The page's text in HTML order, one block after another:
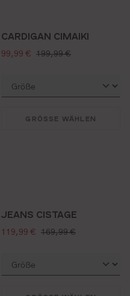
CARDIGAN CIMAIKI
verkaufspreis:
99,99 € regulärer preis:
199,99 €
GRÖSSE WÄHLEN
JEANS CISTAGE
verkaufspreis:
119,99 € regulärer preis:
169,99 €